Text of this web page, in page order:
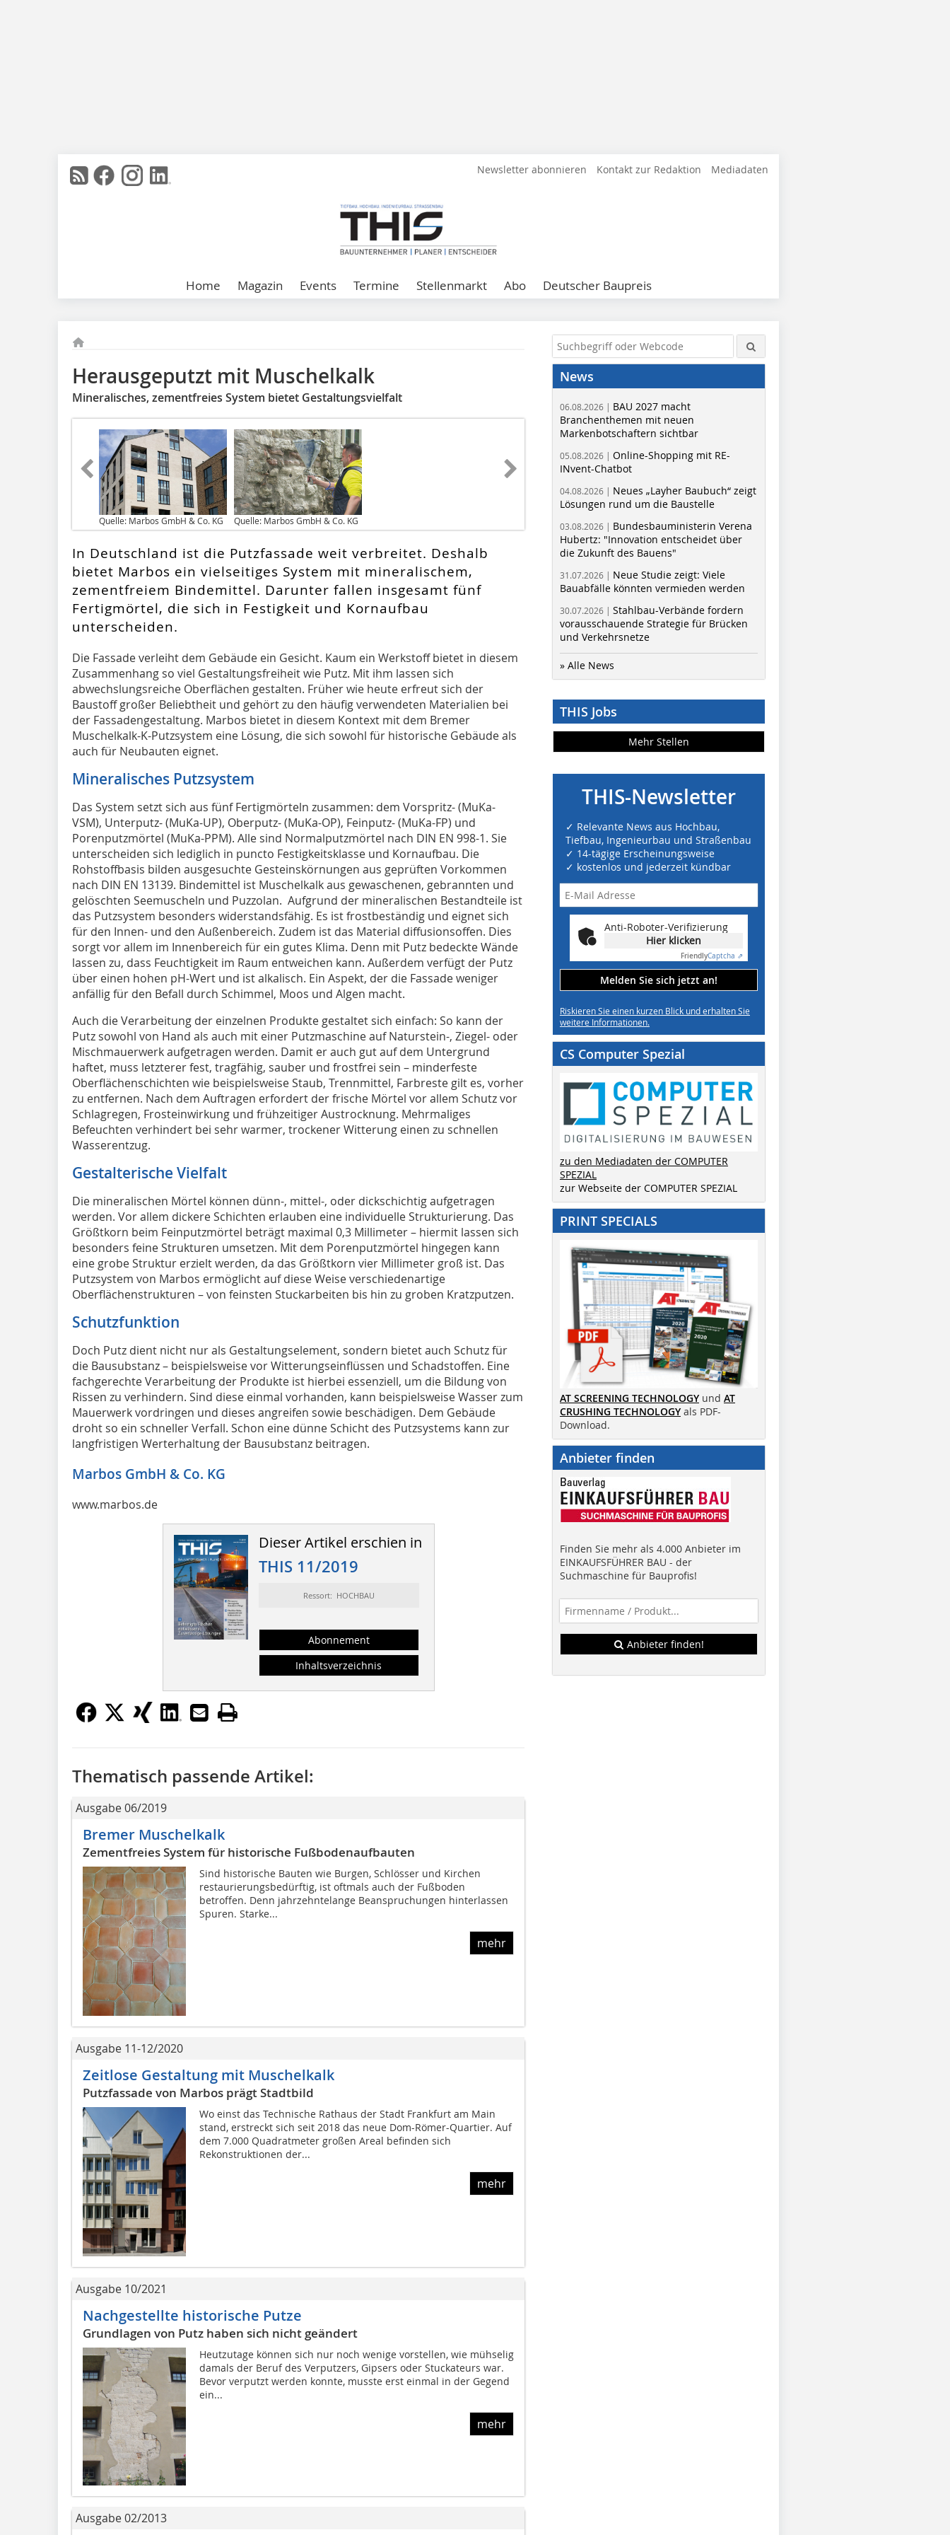
Newsletter abonnieren Kontakt zur Redaktion Mediadaten
Home Magazin Events Termine Stellenmarkt Abo Deutscher Baupreis
Herausgeputzt mit Muschelkalk
Mineralisches, zementfreies System bietet Gestaltungsvielfalt
Quelle: Marbos GmbH & Co. KG Quelle: Marbos GmbH & Co. KG
In Deutschland ist die Putzfassade weit verbreitet. Deshalb
bietet Marbos ein vielseitiges System mit mineralischem,
zementfreiem Bindemittel. Darunter fallen insgesamt fünf
Fertigmörtel, die sich in Festigkeit und Kornaufbau
unterscheiden.
Die Fassade verleiht dem Gebäude ein Gesicht. Kaum ein Werkstoff bietet in diesem
Zusammenhang so viel Gestaltungsfreiheit wie Putz. Mit ihm lassen sich
abwechslungsreiche Oberflächen gestalten. Früher wie heute erfreut sich der
Baustoff großer Beliebtheit und gehört zu den häufig verwendeten Materialien bei
der Fassadengestaltung. Marbos bietet in diesem Kontext mit dem Bremer
Muschelkalk-K-Putzsystem eine Lösung, die sich sowohl für historische Gebäude als
auch für Neubauten eignet.
Mineralisches Putzsystem
Das System setzt sich aus fünf Fertigmörteln zusammen: dem Vorspritz- (MuKa-
VSM), Unterputz- (MuKa-UP), Oberputz- (MuKa-OP), Feinputz- (MuKa-FP) und
Porenputzmörtel (MuKa-PPM). Alle sind Normalputzmörtel nach DIN EN 998-1. Sie
unterscheiden sich lediglich in puncto Festigkeitsklasse und Kornaufbau. Die
Rohstoffbasis bilden ausgesuchte Gesteinskörnungen aus geprüften Vorkommen
nach DIN EN 13139. Bindemittel ist Muschelkalk aus gewaschenen, gebrannten und
gelöschten Seemuscheln und Puzzolan. Aufgrund der mineralischen Bestandteile ist
das Putzsystem besonders widerstandsfähig. Es ist frostbeständig und eignet sich
für den Innen- und den Außenbereich. Zudem ist das Material diffusionsoffen. Dies
sorgt vor allem im Innenbereich für ein gutes Klima. Denn mit Putz bedeckte Wände
lassen zu, dass Feuchtigkeit im Raum entweichen kann. Außerdem verfügt der Putz
über einen hohen pH-Wert und ist alkalisch. Ein Aspekt, der die Fassade weniger
anfällig für den Befall durch Schimmel, Moos und Algen macht.
Auch die Verarbeitung der einzelnen Produkte gestaltet sich einfach: So kann der
Putz sowohl von Hand als auch mit einer Putzmaschine auf Naturstein-, Ziegel- oder
Mischmauerwerk aufgetragen werden. Damit er auch gut auf dem Untergrund
haftet, muss letzterer fest, tragfähig, sauber und frostfrei sein – minderfeste
Oberflächenschichten wie beispielsweise Staub, Trennmittel, Farbreste gilt es, vorher
zu entfernen. Nach dem Auftragen erfordert der frische Mörtel vor allem Schutz vor
Schlagregen, Frosteinwirkung und frühzeitiger Austrocknung. Mehrmaliges
Befeuchten verhindert bei sehr warmer, trockener Witterung einen zu schnellen
Wasserentzug.
Gestalterische Vielfalt
Die mineralischen Mörtel können dünn-, mittel-, oder dickschichtig aufgetragen
werden. Vor allem dickere Schichten erlauben eine individuelle Strukturierung. Das
Größtkorn beim Feinputzmörtel beträgt maximal 0,3 Millimeter – hiermit lassen sich
besonders feine Strukturen umsetzen. Mit dem Porenputzmörtel hingegen kann
eine grobe Struktur erzielt werden, da das Größtkorn vier Millimeter groß ist. Das
Putzsystem von Marbos ermöglicht auf diese Weise verschiedenartige
Oberflächenstrukturen – von feinsten Stuckarbeiten bis hin zu groben Kratzputzen.
Schutzfunktion
Doch Putz dient nicht nur als Gestaltungselement, sondern bietet auch Schutz für
die Bausubstanz – beispielsweise vor Witterungseinflüssen und Schadstoffen. Eine
fachgerechte Verarbeitung der Produkte ist hierbei essenziell, um die Bildung von
Rissen zu verhindern. Sind diese einmal vorhanden, kann beispielsweise Wasser zum
Mauerwerk vordringen und dieses angreifen sowie beschädigen. Dem Gebäude
droht so ein schneller Verfall. Schon eine dünne Schicht des Putzsystems kann zur
langfristigen Werterhaltung der Bausubstanz beitragen.
Marbos GmbH & Co. KG
www.marbos.de
Dieser Artikel erschien in
THIS 11/2019
Ressort: HOCHBAU
Abonnement
Inhaltsverzeichnis
Thematisch passende Artikel:
Ausgabe 06/2019
Bremer Muschelkalk
Zementfreies System für historische Fußbodenaufbauten
Sind historische Bauten wie Burgen, Schlösser und Kirchen
restaurierungsbedürftig, ist oftmals auch der Fußboden
betroffen. Denn jahrzehntelange Beanspruchungen hinterlassen
Spuren. Starke...
mehr
Ausgabe 11-12/2020
Zeitlose Gestaltung mit Muschelkalk
Putzfassade von Marbos prägt Stadtbild
Wo einst das Technische Rathaus der Stadt Frankfurt am Main
stand, erstreckt sich seit 2018 das neue Dom-Römer-Quartier. Auf
dem 7.000 Quadratmeter großen Areal befinden sich
Rekonstruktionen der...
mehr
Ausgabe 10/2021
Nachgestellte historische Putze
Grundlagen von Putz haben sich nicht geändert
Heutzutage können sich nur noch wenige vorstellen, wie mühselig
damals der Beruf des Verputzers, Gipsers oder Stuckateurs war.
Bevor verputzt werden konnte, musste erst einmal in der Gegend
ein...
mehr
Ausgabe 02/2013
News
06.08.2026 | BAU 2027 macht
Branchenthemen mit neuen
Markenbotschaftern sichtbar
05.08.2026 | Online-Shopping mit RE-
INvent-Chatbot
04.08.2026 | Neues „Layher Baubuch“ zeigt
Lösungen rund um die Baustelle
03.08.2026 | Bundesbauministerin Verena
Hubertz: "Innovation entscheidet über
die Zukunft des Bauens"
31.07.2026 | Neue Studie zeigt: Viele
Bauabfälle könnten vermieden werden
30.07.2026 | Stahlbau-Verbände fordern
vorausschauende Strategie für Brücken
und Verkehrsnetze
» Alle News
THIS Jobs
Mehr Stellen
THIS-Newsletter
✓ Relevante News aus Hochbau,
Tiefbau, Ingenieurbau und Straßenbau
✓ 14-tägige Erscheinungsweise
✓ kostenlos und jederzeit kündbar
Anti-Roboter-Verifizierung
Hier klicken
FriendlyCaptcha ⇗
Melden Sie sich jetzt an!
Riskieren Sie einen kurzen Blick und erhalten Sie
weitere Informationen.
CS Computer Spezial
zu den Mediadaten der COMPUTER
SPEZIAL
zur Webseite der COMPUTER SPEZIAL
PRINT SPECIALS
AT SCREENING TECHNOLOGY und AT
CRUSHING TECHNOLOGY als PDF-
Download.
Anbieter finden
Finden Sie mehr als 4.000 Anbieter im
EINKAUFSFÜHRER BAU - der
Suchmaschine für Bauprofis!
Anbieter finden!